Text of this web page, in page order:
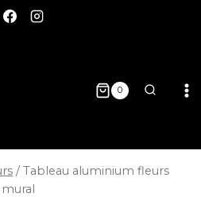
0
/ Tableau aluminium fleurs